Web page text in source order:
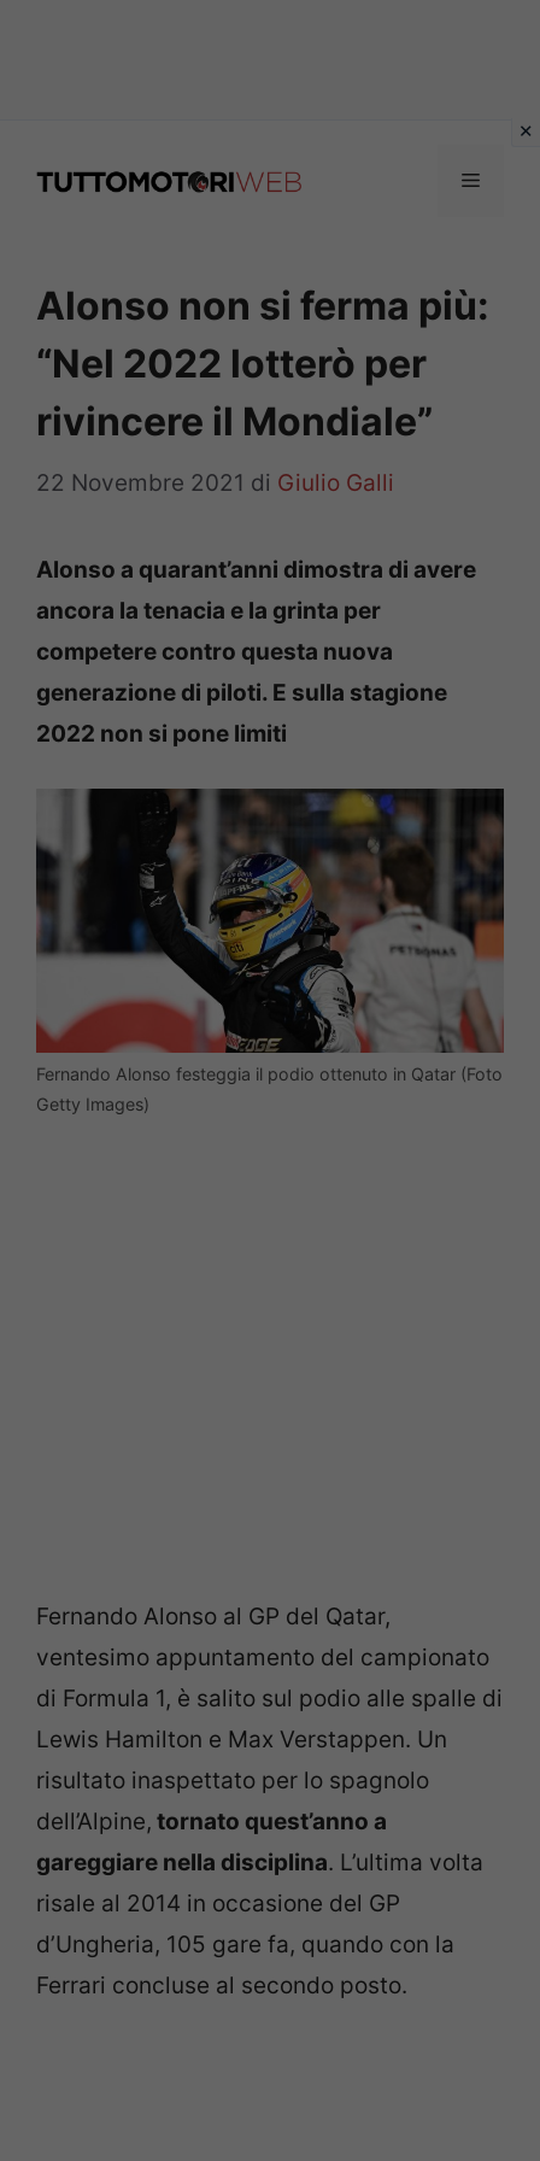
Menu
Alonso non si ferma più:
“Nel 2022 lotterò per
rivincere il Mondiale”
22 Novembre 2021 di Giulio Galli
Alonso a quarant’anni dimostra di avere
ancora la tenacia e la grinta per
competere contro questa nuova
generazione di piloti. E sulla stagione
2022 non si pone limiti
Fernando Alonso festeggia il podio ottenuto in Qatar (Foto
Getty Images)
Fernando Alonso al GP del Qatar,
ventesimo appuntamento del campionato
di Formula 1, è salito sul podio alle spalle di
Lewis Hamilton e Max Verstappen. Un
risultato inaspettato per lo spagnolo
dell’Alpine, tornato quest’anno a
gareggiare nella disciplina. L’ultima volta
risale al 2014 in occasione del GP
d’Ungheria, 105 gare fa, quando con la
Ferrari concluse al secondo posto.